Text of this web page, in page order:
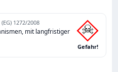
1272/2008
mit langfristiger
Gefahr!